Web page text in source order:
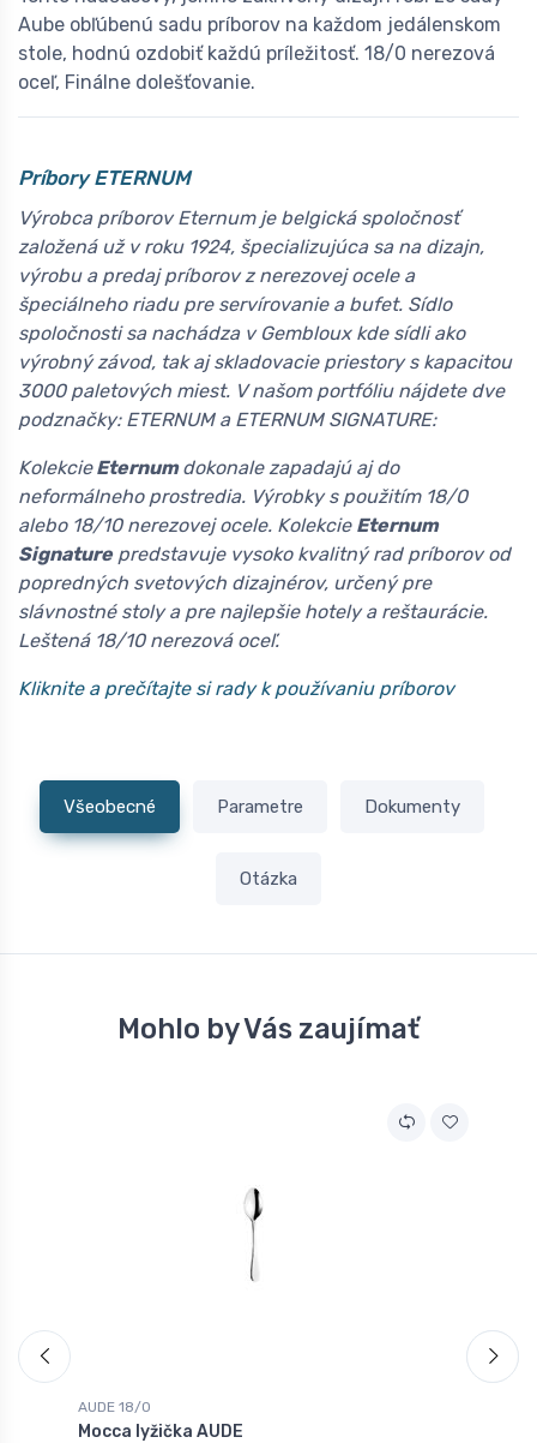
Aube obľúbenú sadu príborov na každom jedálenskom
stole, hodnú ozdobiť každú príležitosť. 18/0 nerezová
oceľ, Finálne dolešťovanie.
Príbory ETERNUM
Výrobca príborov Eternum je belgická spoločnosť
založená už v roku 1924, špecializujúca sa na dizajn,
výrobu a predaj príborov z nerezovej ocele a
špeciálneho riadu pre servírovanie a bufet. Sídlo
spoločnosti sa nachádza v Gembloux kde sídli ako
výrobný závod, tak aj skladovacie priestory s kapacitou
3000 paletových miest. V našom portfóliu nájdete dve
podznačky: ETERNUM a ETERNUM SIGNATURE:
KolekcieEternumdokonale zapadajú aj do
neformálneho prostredia. Výrobky s použitím 18/0
alebo 18/10 nerezovej ocele. Kolekcie Eternum
Signaturepredstavuje vysoko kvalitný rad príborov od
popredných svetových dizajnérov, určený pre
slávnostné stoly a pre najlepšie hotely a reštaurácie.
Leštená 18/10 nerezová oceľ.
Kliknite a prečítajte si rady k používaniu príborov
Všeobecné Parametre Dokumenty
Otázka
Mohlo by Vás zaujímať
AUDE 18/0
Mocca lyžička AUDE